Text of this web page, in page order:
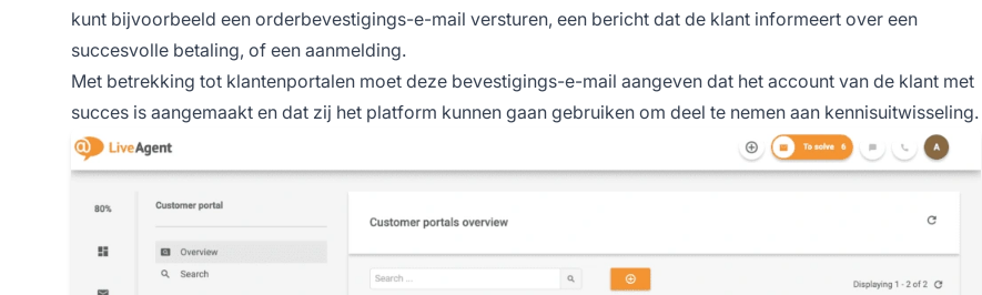
kunt bijvoorbeeld een orderbevestigings-e-mail versturen, een bericht dat de klant informeert over een
succesvolle betaling, of een aanmelding.
Met betrekking tot klantenportalen moet deze bevestigings-e-mail aangeven dat het account van de klant met
succes is aangemaakt en dat zij het platform kunnen gaan gebruiken om deel te nemen aan kennisuitwisseling.